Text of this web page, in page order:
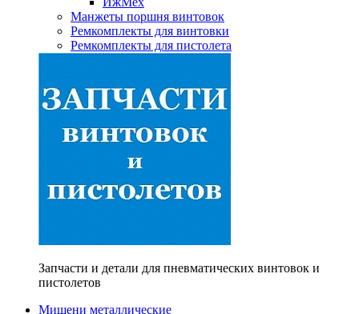
Манжеты поршня винтовок
Ремкомплекты для винтовки
Ремкомплекты для пистолета
Запчасти и детали для пневматических винтовок и
пистолетов
Мишени металлические